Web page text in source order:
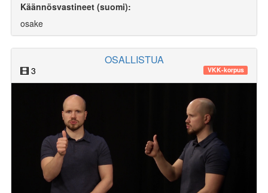
Käännösvastineet (suomi):
osake
OSALLISTUA
3 VKK-korpus